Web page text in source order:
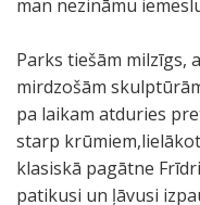
man nezināmu
Parks tiešām milzīgs,
mirdzošām
pa laikam atduries
starp
klasiskā pagātne
patikusi un ļāvusi